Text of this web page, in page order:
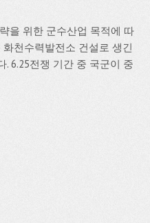
을 위한 군수산업 목적에 따
천수력발전소 건설로 생긴
. 6.25전쟁 기간 중 국군이 중